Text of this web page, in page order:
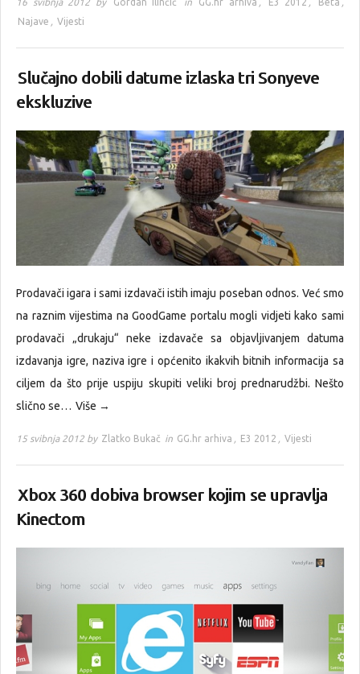
16 svibnja 2012 by Gordan Ilinčić in GG.hr arhiva , E3 2012 , Beta ,
Najave , Vijesti
Slučajno dobili datume izlaska tri Sonyeve
ekskluzive
Prodavači igara i sami izdavači istih imaju poseban odnos. Već smo
na raznim vijestima na GoodGame portalu mogli vidjeti kako sami
prodavači „drukaju“ neke izdavače sa objavljivanjem datuma
izdavanja igre, naziva igre i općenito ikakvih bitnih informacija sa
ciljem da što prije uspiju skupiti veliki broj prednarudžbi. Nešto
slično se… Više →
15 svibnja 2012 by Zlatko Bukač in GG.hr arhiva , E3 2012 , Vijesti
Xbox 360 dobiva browser kojim se upravlja
Kinectom